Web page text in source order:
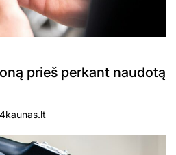
prieš perkant naudotą